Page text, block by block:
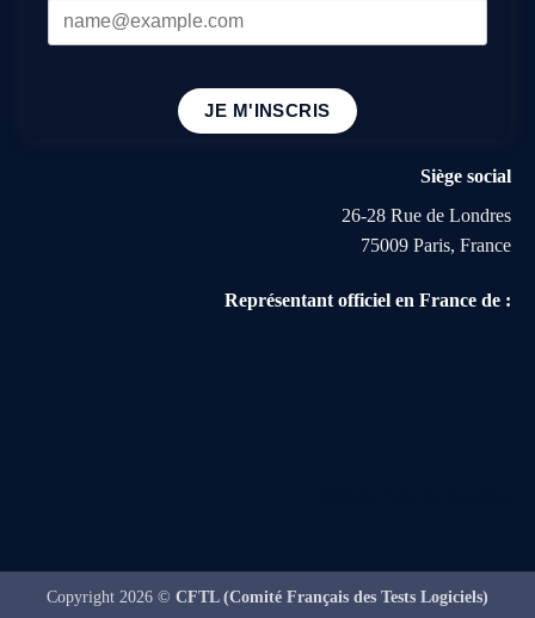
JE M'INSCRIS
Siège social
26-28 Rue de Londres
75009 Paris, France
Représentant officiel en France de :
Copyright 2026 © CFTL (Comité Français des Tests Logiciels)